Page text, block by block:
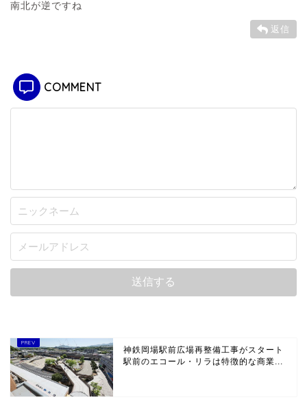
南北が逆ですね
返信
COMMENT
神鉄岡場駅前広場再整備工事がスタート
駅前のエコール・リラは特徴的な商業...